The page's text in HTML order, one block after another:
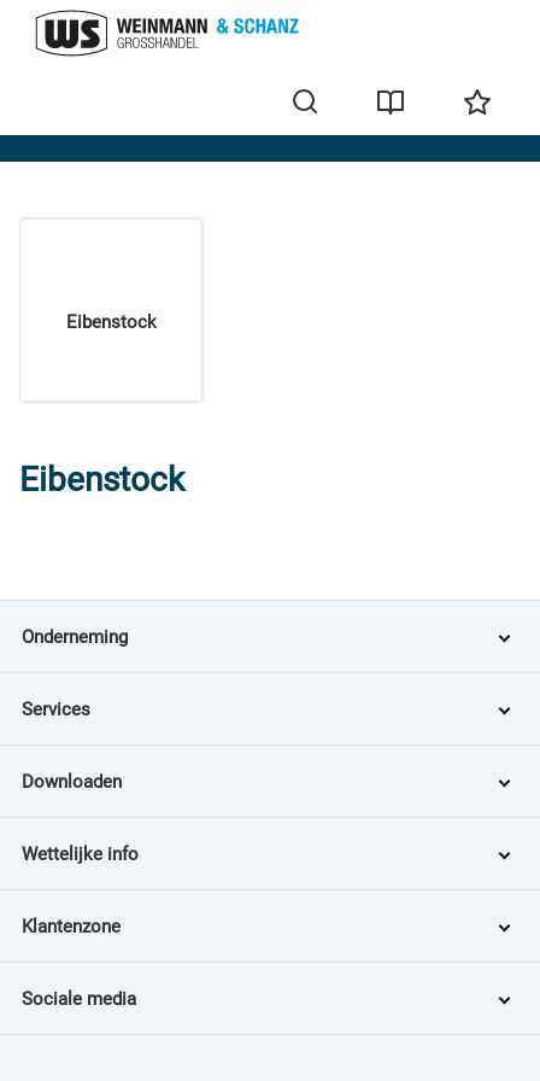
E
Eibenstock
Eibenstock
Onderneming
Services
Downloaden
Wettelijke info
Klantenzone
Sociale media